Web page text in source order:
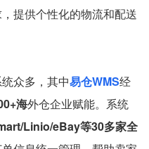
提供个性化的物流和配送
众多，其中易仓WMS经
海外仓企业赋能。系统
Linio/eBay等30多家全